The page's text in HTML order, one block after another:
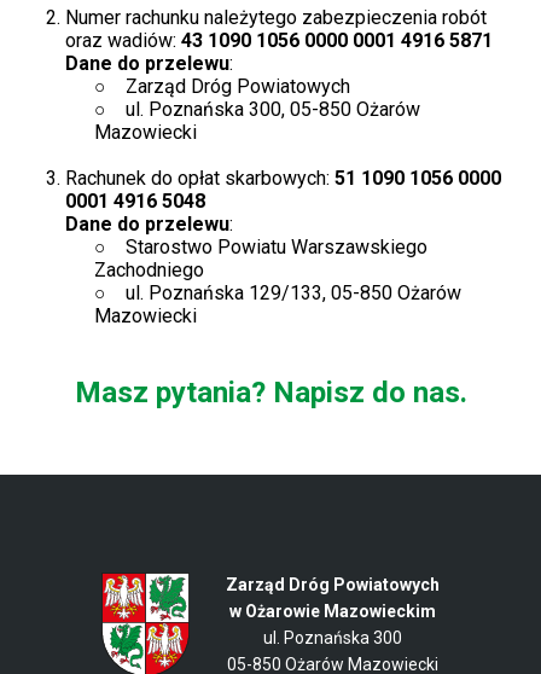
Numer rachunku należytego zabezpieczenia robót
oraz wadiów: 43 1090 1056 0000 0001 4916 5871
Dane do przelewu:
Zarząd Dróg Powiatowych
ul. Poznańska 300, 05-850 Ożarów
Mazowiecki
Rachunek do opłat skarbowych: 51 1090 1056 0000
0001 4916 5048
Dane do przelewu:
Starostwo Powiatu Warszawskiego
Zachodniego
ul. Poznańska 129/133, 05-850 Ożarów
Mazowiecki
Will
Masz pytania? Napisz do nas.
Zarząd Dróg Powiatowych
w Ożarowie Mazowieckim
ul. Poznańska 300
05-850 Ożarów Mazowiecki